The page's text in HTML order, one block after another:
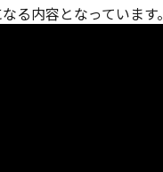
る内容となっています。